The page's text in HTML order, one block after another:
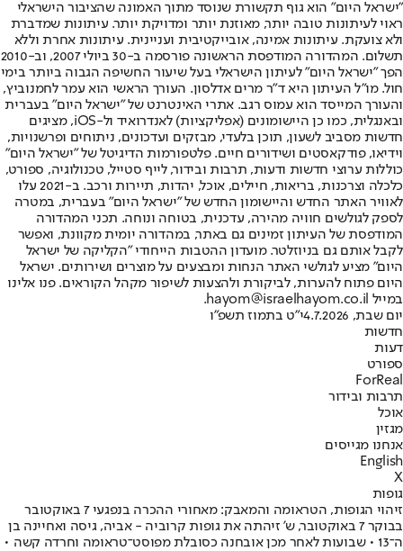
"ישראל היום" הוא גוף תקשורת שנוסד מתוך האמונה שהציבור הישראלי
ראוי לעיתונות טובה יותר, מאוזנת יותר ומדויקת יותר. עיתונות שמדברת
ולא צועקת. עיתונות אמינה, אובייקטיבית ועניינית. עיתונות אחרת וללא
תשלום. המהדורה המודפסת הראשונה פורסמה ב-30 ביולי 2007, וב-2010
הפך "ישראל היום" לעיתון הישראלי בעל שיעור החשיפה הגבוה ביותר בימי
חול. מו"ל העיתון היא ד"ר מרים אדלסון. העורך הראשי הוא עמר לחמנוביץ,
והעורך המייסד הוא עמוס רגב. אתרי האינטרנט של "ישראל היום" בעברית
ובאנגלית, כמו כן היישומונים (אפליקציות) לאנדרואיד ול-iOS, מציגים
חדשות מסביב לשעון, תוכן בלעדי, מבזקים ועדכונים, ניתוחים ופרשנויות,
וידיאו, פודקאסטים ושידורים חיים. פלטפורמות הדיגיטל של "ישראל היום"
כוללות ערוצי חדשות ודעות, תרבות ובידור, לייף סטייל, טכנולוגיה, ספורט,
כלכלה וצרכנות, בריאות, חיילים, אוכל, יהדות, תיירות ורכב. ב-2021 עלו
לאוויר האתר החדש והיישומון החדש של "ישראל היום" בעברית, במטרה
לספק לגולשים חוויה מהירה, עדכנית, בטוחה ונוחה. תכני המהדורה
המודפסת של העיתון זמינים גם באתר, במהדורה יומית מקוונת, ואפשר
לקבל אותם גם בניוזלטר. מועדון ההטבות הייחודי "הקליקה של ישראל
היום" מציע לגולשי האתר הנחות ומבצעים על מוצרים ושירותים. ישראל
היום פתוח להערות, לביקורת ולהצעות לשיפור מקהל הקוראים. פנו אלינו
במייל hayom@israelhayom.co.il.
יום שבת, 4.7.2026
י"ט בתמוז תשפ"ו
חדשות
דעות
ספורט
ForReal
תרבות ובידור
אוכל
מגזין
אנחנו מגייסים
English
X
גופות
זיהוי הגופות, הטראומה והמאבק: מאחורי ההכרה בנפגעי 7 באוקטובר
בבוקר 7 באוקטובר, ש' זיהתה את גופות קרוביה - אביה, גיסה ואחיינה בן
ה־13 • שבועות לאחר מכן אובחנה כסובלת מפוסט־טראומה וחרדה קשה •